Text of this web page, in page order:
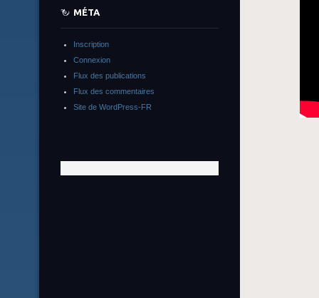
MÉTA
Inscription
Connexion
Flux des publications
Flux des commentaires
Site de WordPress-FR